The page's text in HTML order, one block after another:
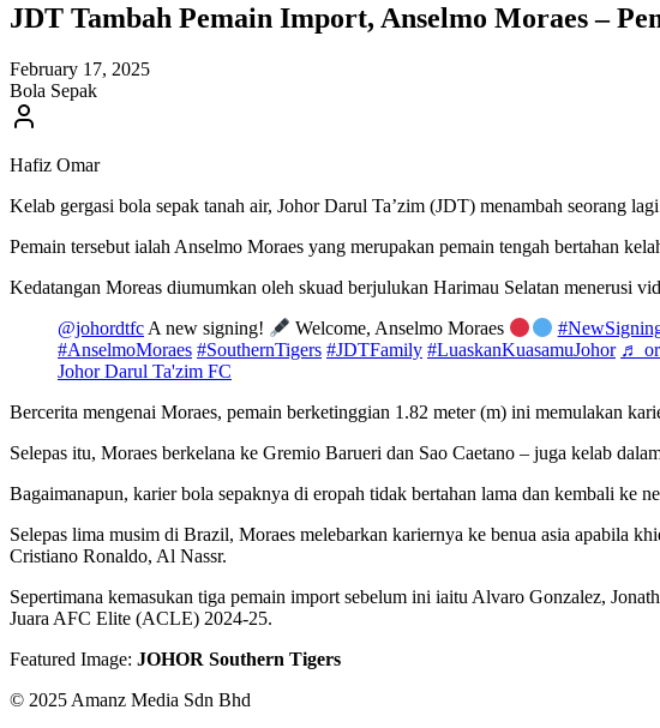
JDT Tambah Pemain Import, Anselmo Moraes –
February 17, 2025
Bola Sepak
Hafiz Omar
Kelab gergasi bola sepak tanah air, Johor Darul Ta’zim (JDT) menambah seorang
Pemain tersebut ialah Anselmo Moraes yang merupakan pemain tengah bertahan
Kedatangan Moreas diumumkan oleh skuad berjulukan Harimau Selatan menerusi
@johordtfc A new signing! Welcome, Anselmo Moraes
#AnselmoMoraes #SouthernTigers #JDTFamily #LuaskanKuasamuJohor ♬
Johor Darul Ta'zim FC
Bercerita mengenai Moraes, pemain berketinggian 1.82 meter (m) ini memulakan
Selepas itu, Moraes berkelana ke Gremio Barueri dan Sao Caetano – juga kelab
Bagaimanapun, karier bola sepaknya di eropah tidak bertahan lama dan kembali ke
Selepas lima musim di Brazil, Moraes melebarkan kariernya ke benua asia apabila
Cristiano Ronaldo, Al Nassr.
Sepertimana kemasukan tiga pemain import sebelum ini iaitu Alvaro Gonzalez,
Juara AFC Elite (ACLE) 2024-25.
Featured Image: JOHOR Southern Tigers
© 2025 Amanz Media Sdn Bhd